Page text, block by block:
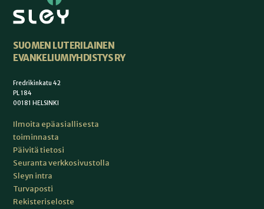
SUOMEN LUTERILAINEN
EVANKELIUMIYHDISTYS RY
Fredrikinkatu 42
PL 184
00181 HELSINKI
Ilmoita epäasiallisesta
toiminnasta
Päivitä tietosi
Seuranta verkkosivustolla
Sleyn intra
Turvaposti
Rekisteriseloste